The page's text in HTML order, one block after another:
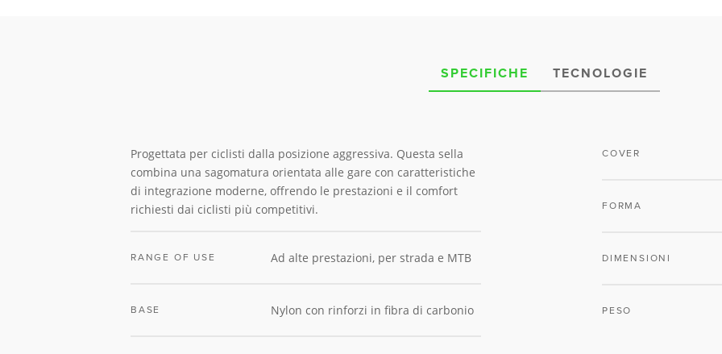
SPECIFICHE TECNOLOGIE
Progettata per ciclisti dalla posizione aggressiva. Questa sella
combina una sagomatura orientata alle gare con caratteristiche
di integrazione moderne, offrendo le prestazioni e il comfort
richiesti dai ciclisti più competitivi.
RANGE OF USE Ad alte prestazioni, per strada e MTB
BASE Nylon con rinforzi in fibra di carbonio
COVER
FORMA
DIMENSIONI
PESO